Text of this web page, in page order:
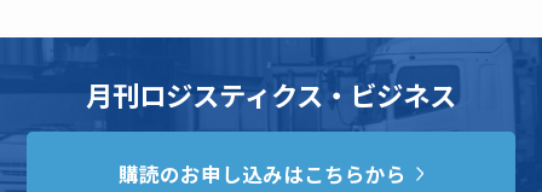
月刊ロジスティクス・ビジネス
購読のお申し込みはこちらから